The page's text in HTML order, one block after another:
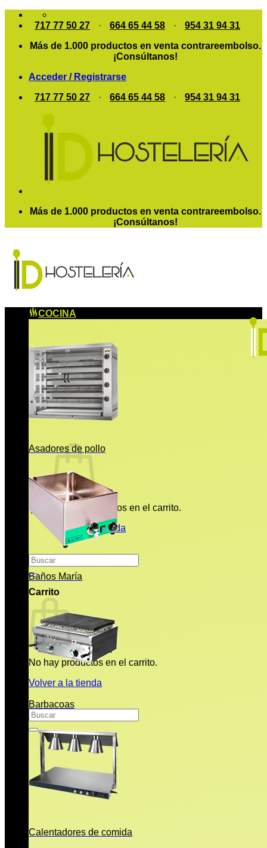
Saltar
717 77 50 27 · 664 65 44 58 ·
954 31 94 31
Más de 1.000 productos en venta contrareembolso.
¡Consúltanos!
Acceder / Registrarse
717 77 50 27
· 664 65 44 58 · 954 31 94 31
Más de 1.000 productos en venta contrareembolso.
¡Consúltanos!
No hay productos en el carrito.
Volver a la tienda
Buscar
por:
Carrito
No hay productos en el carrito.
Volver a la tienda
Buscar
por:
COCINA
Asadores de pollo
Baños María
Barbacoas
Calentadores de comida